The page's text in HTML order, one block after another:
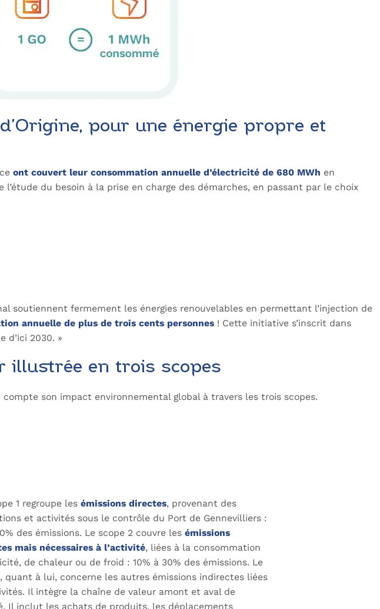
pour une énergie propre et
ont couvert leur consommation annuelle d’électricité de 680 MWh en
du besoin à la prise en charge des démarches, en passant par le choix
soutiennent fermement les énergies renouvelables en permettant l’injection de
annuelle de plus de trois cents personnes ! Cette initiative s’inscrit dans
d’ici 2030. »
illustrée en trois scopes
son impact environnemental global à travers les trois scopes.
1 regroupe lesémissions directes, provenant des
et activités sous le contrôle du Port de Gennevilliers :
des émissions. Le scope 2 couvre lesémissions
mais nécessaires à l’activité, liées à la consommation
de chaleur ou de froid : 10% à 30% des émissions. Le
quant à lui, concerne les autres émissions indirectes liées
Il intègre la chaîne de valeur amont et aval de
Il inclut les achats de produits, les déplacements